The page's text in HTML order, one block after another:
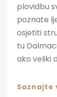
plovidbu
poznate
osjetiti
tu
ako veliki
Saznajte